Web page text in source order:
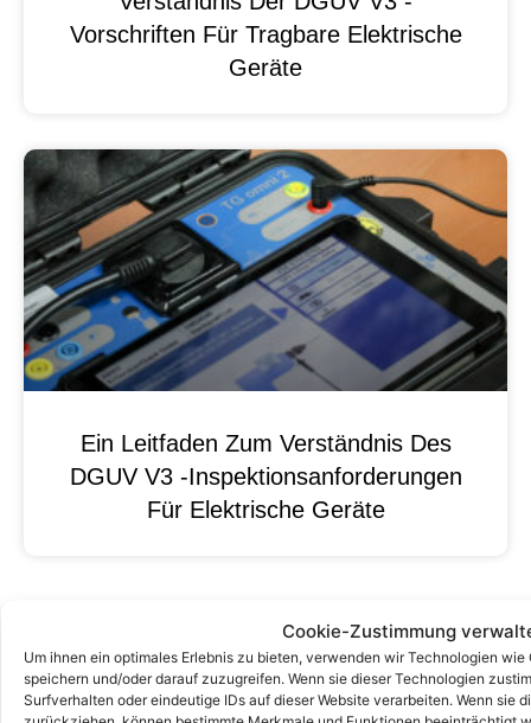
Cookie-Zustimmung
Um ihnen ein optimales Erlebnis zu bieten, verwenden wir Technologien
speichern und/oder darauf zuzugreifen. Wenn sie dieser Technologien
Surfverhalten oder eindeutige IDs auf dieser Website verarbeiten. Wenn sie
Vorschriften Für Tragbare Elektrische
Geräte
Ein Leitfaden Zum Verständnis Des
DGUV V3 -Inspektionsanforderungen
Für Elektrische Geräte